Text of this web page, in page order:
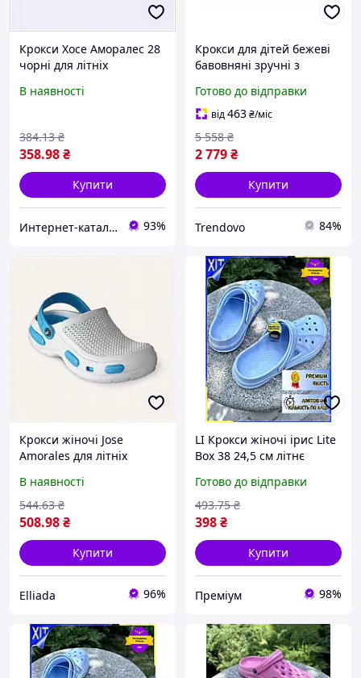
Крокси Хосе Аморалес 28
чорні для літніх
В наявності
358.98₴
384.13 ₴
Купити
Интернет-каталог скидок "Гривна Маркет" 93%
Крокси для дітей бежеві
бавовняні зручні з
прогулянок і відпочинку
Готово до відправки
від463₴/міс
2 779₴
5 558 ₴
Купити
Trendovo 84%
Крокси жіночі Jose
Amorales для літніх
В наявності
508.98₴
544.63 ₴
Купити
Elliada 96%
LI Крокси жіночі ірис Lite
Box 38 24,5 см літнє
прогулянок комфортні
туфлі LIP77/R
Готово до відправки
398₴
493.75 ₴
Купити
Преміум 98%